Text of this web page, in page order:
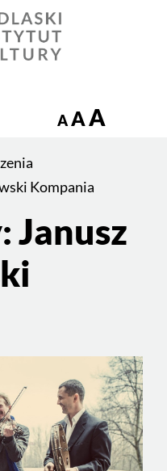
A A A
Kompania
Janusz